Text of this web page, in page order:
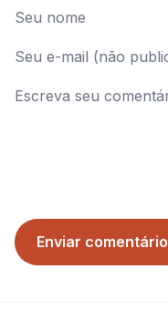
Enviar comentário